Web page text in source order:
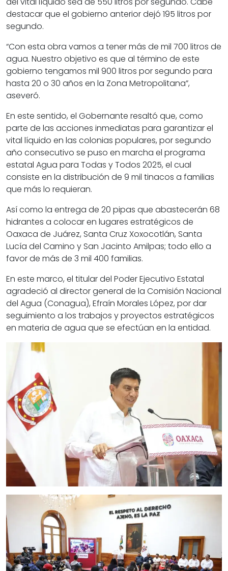
destacar que el gobierno anterior dejó 195 litros por
segundo.
“Con esta obra vamos a tener más de mil 700 litros de
agua. Nuestro objetivo es que al término de este
gobierno tengamos mil 900 litros por segundo para
hasta 20 o 30 años en la Zona Metropolitana”,
aseveró.
En este sentido, el Gobernante resaltó que, como
parte de las acciones inmediatas para garantizar el
vital líquido en las colonias populares, por segundo
año consecutivo se puso en marcha el programa
estatal Agua para Todas y Todos 2025, el cual
consiste en la distribución de 9 mil tinacos a familias
que más lo requieran.
Así como la entrega de 20 pipas que abastecerán 68
hidrantes a colocar en lugares estratégicos de
Oaxaca de Juárez, Santa Cruz Xoxocotlán, Santa
Lucía del Camino y San Jacinto Amilpas; todo ello a
favor de más de 3 mil 400 familias.
En este marco, el titular del Poder Ejecutivo Estatal
agradeció al director general de la Comisión Nacional
del Agua (Conagua), Efraín Morales López, por dar
seguimiento a los trabajos y proyectos estratégicos
en materia de agua que se efectúan en la entidad.